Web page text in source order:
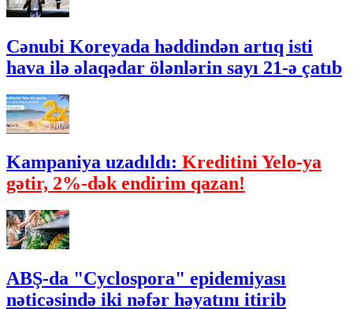
Cənubi Koreyada həddindən artıq isti
hava ilə əlaqədar ölənlərin sayı 21-ə çatıb
Kampaniya uzadıldı: Kreditini Yelo-ya
gətir, 2%-dək endirim qazan!
ABŞ-da "Cyclospora" epidemiyası
nəticəsində iki nəfər həyatını itirib